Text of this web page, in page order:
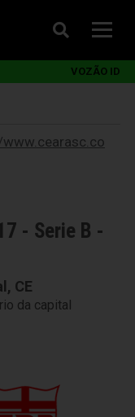
VOZÃO ID
- Serie B -
CE
da capital